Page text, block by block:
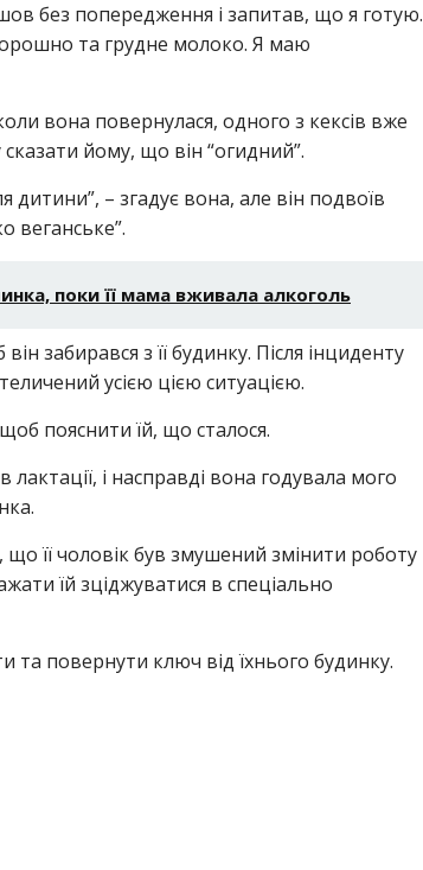
без попередження і запитав, що я готую.
та грудне молоко. Я маю
вона повернулася, одного з кексів вже
йому, що він “огидний”.
– згадує вона, але він подвоїв
веганське”.
поки її мама вживала алкоголь
забирався з її будинку. Після інциденту
усією цією ситуацією.
пояснити їй, що сталося.
і насправді вона годувала мого
що її чоловік був змушений змінити роботу
їй зціджуватися в спеціально
та повернути ключ від їхнього будинку.